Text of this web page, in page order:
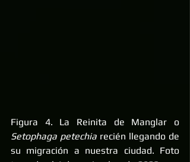
Setophaga petechia recién llegando de
su migración a nuestra ciudad. Foto